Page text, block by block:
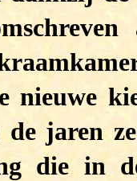
nieuwe
jaren
die